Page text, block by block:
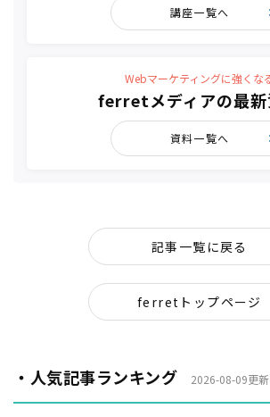
講座一覧へ
Webマーケティングに強くな
ferretメディアの最新
資料一覧へ
記事一覧に戻る
ferretトップページ
・人気記事ランキング 2026-08-09更新